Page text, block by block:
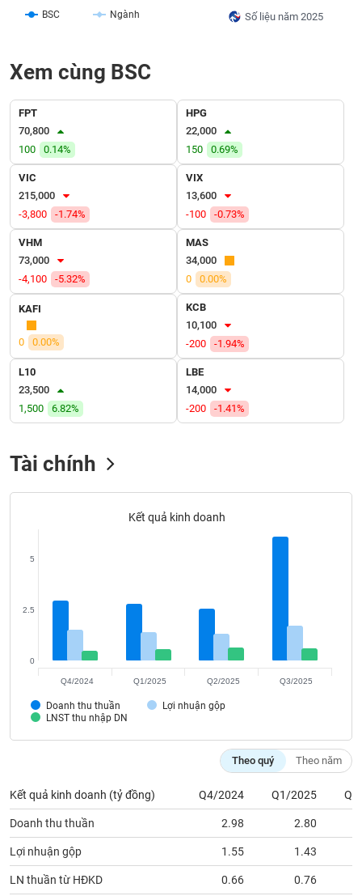
Số liệu năm 2025
BSC Ngành
Xem cùng BSC
FPT
70,800
100
0.14%
HPG
22,000
150
0.69%
VIC
215,000
-3,800
-1.74%
VIX
13,600
-100
-0.73%
VHM
73,000
-4,100
-5.32%
MAS
34,000
0
0.00%
KAFI
0 0.00%
KCB
10,100
-200
-1.94%
L10
23,500
1,500
6.82%
LBE
14,000
-200
-1.41%
Tài chính
Kết quả kinh doanh
Doanh thu thuần
Lợi nhuận gộp
LNST thu nhập DN
0
2.5
5
Q4/2024 Q1/2025 Q2/2025 Q3/2025
Theo quý Theo năm
Kết quả kinh doanh (tỷ đồng) Q4/2024 Q1/2025
Doanh thu thuần 2.98 2.80
Lợi nhuận gộp 1.55 1.43
LN thuần từ HĐKD 0.66 0.76
SỨC
TÀI
CHÍNH
CÔNG
TIN
DỊCH
VỤ
TRUYỀN
THÔNG
ĐỘNG
SẢN
Mã
chứng
đạo
(-)
Tin
tức